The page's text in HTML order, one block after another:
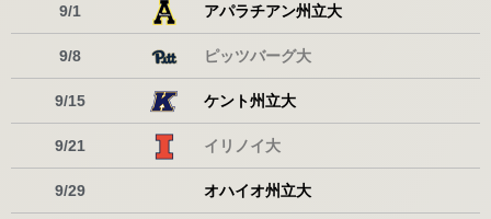
9/1 アパラチアン州立大
9/8 ピッツバーグ大
9/15 ケント州立大
9/21 イリノイ大
9/29 オハイオ州立大